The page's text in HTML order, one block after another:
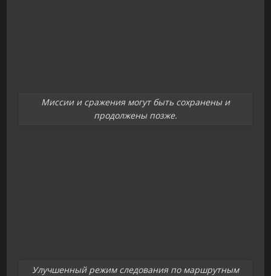
Миссии и сражения могут быть сохранены и
продолжены позже.
Улучшенный режим следования по маршрутным